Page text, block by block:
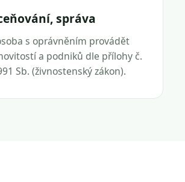
správa
s oprávněním provádět
a podniků dle přílohy č.
Sb. (živnostenský zákon).